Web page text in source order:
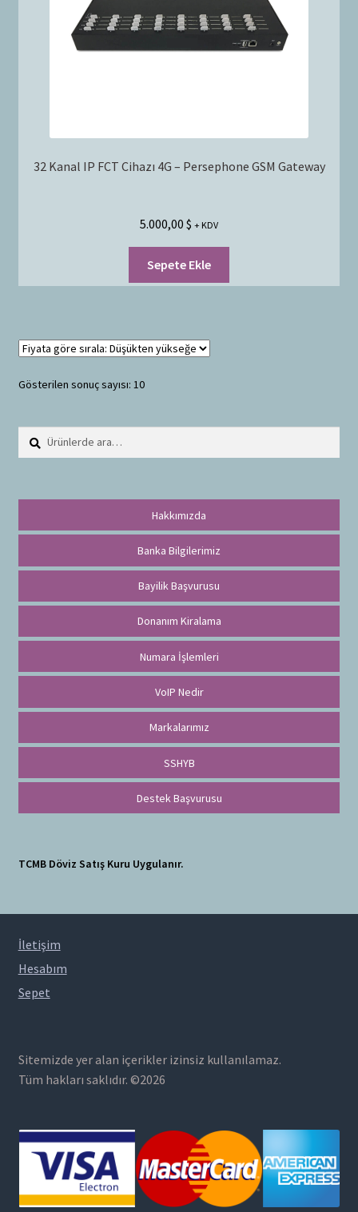
32 Kanal IP FCT Cihazı 4G – Persephone GSM Gateway
5.000,00 $ + KDV
Sepete Ekle
Gösterilen sonuç sayısı: 10
Ara:
Hakkımızda
Banka Bilgilerimiz
Bayilik Başvurusu
Donanım Kiralama
Numara İşlemleri
VoIP Nedir
Markalarımız
SSHYB
Destek Başvurusu
TCMB Döviz Satış Kuru Uygulanır.
İletişim
Hesabım
Sepet
Sitemizde yer alan içerikler izinsiz kullanılamaz.
Tüm hakları saklıdır. ©2026